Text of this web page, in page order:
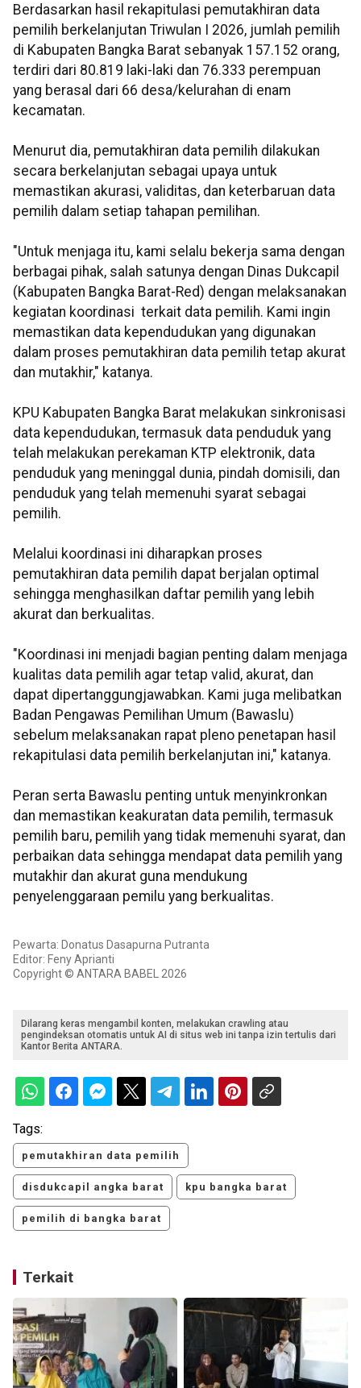
Berdasarkan hasil rekapitulasi pemutakhiran data
pemilih berkelanjutan Triwulan I 2026, jumlah pemilih
di Kabupaten Bangka Barat sebanyak 157.152 orang,
terdiri dari 80.819 laki-laki dan 76.333 perempuan
yang berasal dari 66 desa/kelurahan di enam
kecamatan.
Menurut dia, pemutakhiran data pemilih dilakukan
secara berkelanjutan sebagai upaya untuk
memastikan akurasi, validitas, dan keterbaruan data
pemilih dalam setiap tahapan pemilihan.
"Untuk menjaga itu, kami selalu bekerja sama dengan
berbagai pihak, salah satunya dengan Dinas Dukcapil
(Kabupaten Bangka Barat-Red) dengan melaksanakan
kegiatan koordinasi terkait data pemilih. Kami ingin
memastikan data kependudukan yang digunakan
dalam proses pemutakhiran data pemilih tetap akurat
dan mutakhir," katanya.
KPU Kabupaten Bangka Barat melakukan sinkronisasi
data kependudukan, termasuk data penduduk yang
telah melakukan perekaman KTP elektronik, data
penduduk yang meninggal dunia, pindah domisili, dan
penduduk yang telah memenuhi syarat sebagai
pemilih.
Melalui koordinasi ini diharapkan proses
pemutakhiran data pemilih dapat berjalan optimal
sehingga menghasilkan daftar pemilih yang lebih
akurat dan berkualitas.
"Koordinasi ini menjadi bagian penting dalam menjaga
kualitas data pemilih agar tetap valid, akurat, dan
dapat dipertanggungjawabkan. Kami juga melibatkan
Badan Pengawas Pemilihan Umum (Bawaslu)
sebelum melaksanakan rapat pleno penetapan hasil
rekapitulasi data pemilih berkelanjutan ini," katanya.
Peran serta Bawaslu penting untuk menyinkronkan
dan memastikan keakuratan data pemilih, termasuk
pemilih baru, pemilih yang tidak memenuhi syarat, dan
perbaikan data sehingga mendapat data pemilih yang
mutakhir dan akurat guna mendukung
penyelenggaraan pemilu yang berkualitas.
Pewarta: Donatus Dasapurna Putranta
Editor: Feny Aprianti
Copyright © ANTARA BABEL 2026
Dilarang keras mengambil konten, melakukan crawling atau
pengindeksan otomatis untuk AI di situs web ini tanpa izin tertulis dari
Kantor Berita ANTARA.
Tags:
pemutakhiran data pemilih
disdukcapil angka barat kpu bangka barat
pemilih di bangka barat
Terkait